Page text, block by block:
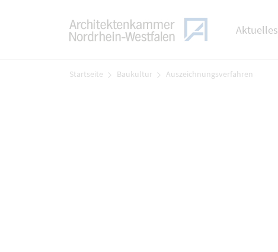
Aktuelles
Startseite Baukultur Auszeichnungsverfahren